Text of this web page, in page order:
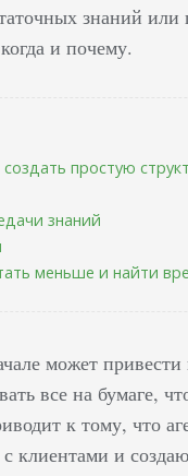
знаний
и почему.
простую
знаний
меньше и найти
может
все на бумаге,
к тому, что
клиентами и